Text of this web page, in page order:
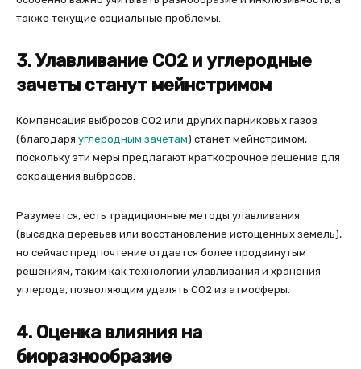
также текущие социальные проблемы.
3. Улавливание СО2 и углеродные
зачеты станут мейнстримом
Компенсация выбросов СО2 или других парниковых газов
(благодаря углеродным зачетам) станет мейнстримом,
поскольку эти меры предлагают краткосрочное решение для
сокращения выбросов.
Разумеется, есть традиционные методы улавливания
(высадка деревьев или восстановление истощенных земель),
но сейчас предпочтение отдается более продвинутым
решениям, таким как технологии улавливания и хранения
углерода, позволяющим удалять CO2 из атмосферы.
4. Оценка влияния на
биоразнообразие